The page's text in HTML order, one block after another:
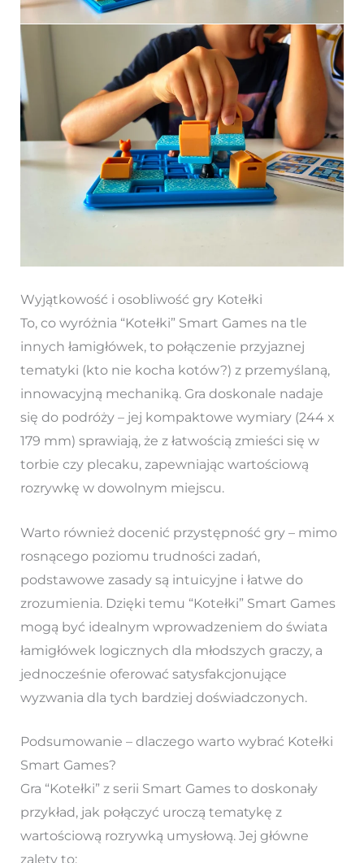
Wyjątkowość i osobliwość gry Kotełki
To, co wyróżnia “Kotełki” Smart Games na tle
innych łamigłówek, to połączenie przyjaznej
tematyki (kto nie kocha kotów?) z przemyślaną,
innowacyjną mechaniką. Gra doskonale nadaje
się do podróży – jej kompaktowe wymiary (244 x
179 mm) sprawiają, że z łatwością zmieści się w
torbie czy plecaku, zapewniając wartościową
rozrywkę w dowolnym miejscu.
Warto również docenić przystępność gry – mimo
rosnącego poziomu trudności zadań,
podstawowe zasady są intuicyjne i łatwe do
zrozumienia. Dzięki temu “Kotełki” Smart Games
mogą być idealnym wprowadzeniem do świata
łamigłówek logicznych dla młodszych graczy, a
jednocześnie oferować satysfakcjonujące
wyzwania dla tych bardziej doświadczonych.
Podsumowanie – dlaczego warto wybrać Kotełki
Smart Games?
Gra “Kotełki” z serii Smart Games to doskonały
przykład, jak połączyć uroczą tematykę z
wartościową rozrywką umysłową. Jej główne
zalety to: